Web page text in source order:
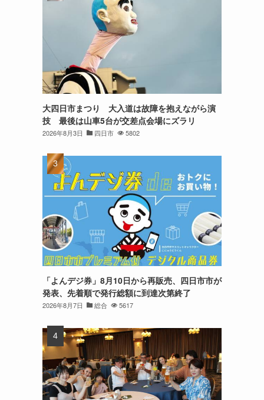
大四日市まつり 大入道は故障を抱えながら演
技 最後は山車5台が交差点会場にズラリ
2026年8月3日 四日市 5802
「よんデジ券」8月10日から再販売、四日市市が
発表、先着順で発行総額に到達次第終了
2026年8月7日 総合 5617